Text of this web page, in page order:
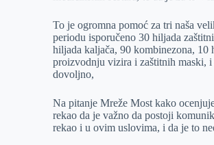
To je ogromna pomoć za tri naša
periodu isporučeno 30 hiljada
hiljada kaljača, 90 kombinezona, 10
proizvodnju vizira i zaštitnih maski,
dovoljno,
Na pitanje Mreže Most kako
rekao da je važno da postoji
rekao i u ovim uslovima, i da je to